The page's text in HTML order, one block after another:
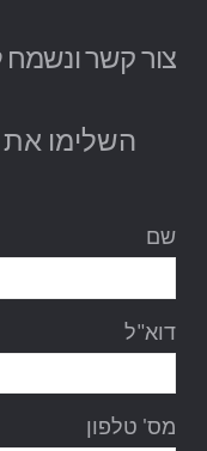
צור קשר ונשמח
השלימו את
שם
דוא"ל
מס' טלפון